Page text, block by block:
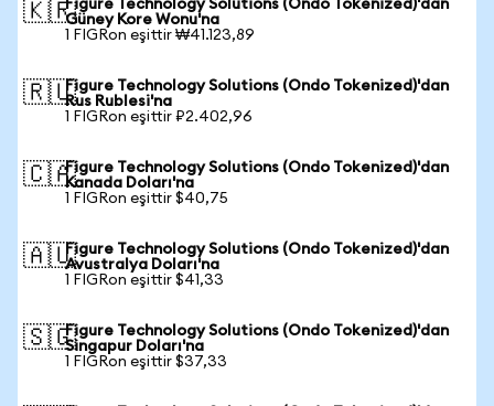
🇰🇷Figure Technology Solutions (Ondo Tokenized)'dan
Güney Kore Wonu'na
1 FIGRon eşittir ₩41.123,89
🇷🇺Figure Technology Solutions (Ondo Tokenized)'dan
Rus Rublesi'na
1 FIGRon eşittir ₽2.402,96
🇨🇦Figure Technology Solutions (Ondo Tokenized)'dan
Kanada Doları'na
1 FIGRon eşittir $40,75
🇦🇺Figure Technology Solutions (Ondo Tokenized)'dan
Avustralya Doları'na
1 FIGRon eşittir $41,33
🇸🇬Figure Technology Solutions (Ondo Tokenized)'dan
Singapur Doları'na
1 FIGRon eşittir $37,33